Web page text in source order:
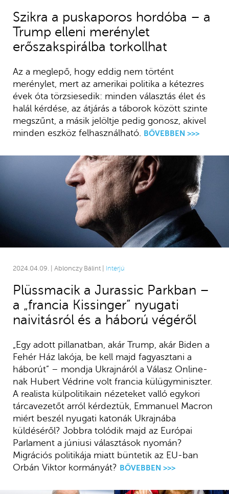
Szikra a puskaporos hordóba – a
Trump elleni merénylet
erőszakspirálba torkollhat
Az a meglepő, hogy eddig nem történt
merénylet, mert az amerikai politika a kétezres
évek óta törzsiesedik: minden választás élet és
halál kérdése, az átjárás a táborok között szinte
megszűnt, a másik jelöltje pedig gonosz, akivel
minden eszköz felhasználható. BŐVEBBEN >>>
2024.04.09. | Ablonczy Bálint | Interjú
Plüssmacik a Jurassic Parkban –
a „francia Kissinger” nyugati
naivitásról és a háború végéről
„Egy adott pillanatban, akár Trump, akár Biden a
Fehér Ház lakója, be kell majd fagyasztani a
háborút” – mondja Ukrajnáról a Válasz Online-
nak Hubert Védrine volt francia külügyminiszter.
A realista külpolitikain nézeteket valló egykori
tárcavezetőt arról kérdeztük, Emmanuel Macron
miért beszél nyugati katonák Ukrajnába
küldéséről? Jobbra tolódik majd az Európai
Parlament a júniusi választások nyomán?
Migrációs politikája miatt büntetik az EU-ban
Orbán Viktor kormányát? BŐVEBBEN >>>